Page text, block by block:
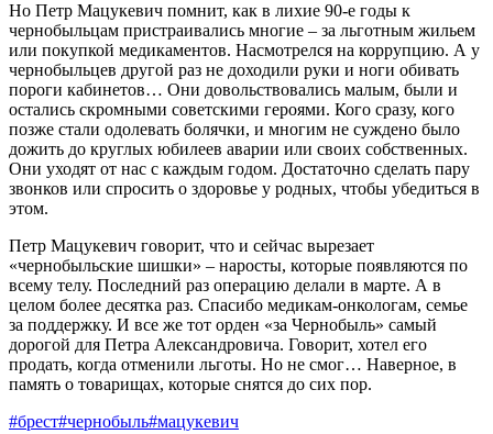
Но Петр Мацукевич помнит, как в лихие 90-е годы к
чернобыльцам пристраивались многие – за льготным жильем
или покупкой медикаментов. Насмотрелся на коррупцию. А у
чернобыльцев другой раз не доходили руки и ноги обивать
пороги кабинетов… Они довольствовались малым, были и
остались скромными советскими героями. Кого сразу, кого
позже стали одолевать болячки, и многим не суждено было
дожить до круглых юбилеев аварии или своих собственных.
Они уходят от нас с каждым годом. Достаточно сделать пару
звонков или спросить о здоровье у родных, чтобы убедиться в
этом.
Петр Мацукевич говорит, что и сейчас вырезает
«чернобыльские шишки» – наросты, которые появляются по
всему телу. Последний раз операцию делали в марте. А в
целом более десятка раз. Спасибо медикам-онкологам, семье
за поддержку. И все же тот орден «за Чернобыль» самый
дорогой для Петра Александровича. Говорит, хотел его
продать, когда отменили льготы. Но не смог… Наверное, в
память о товарищах, которые снятся до сих пор.
#брест#чернобыль#мацукевич